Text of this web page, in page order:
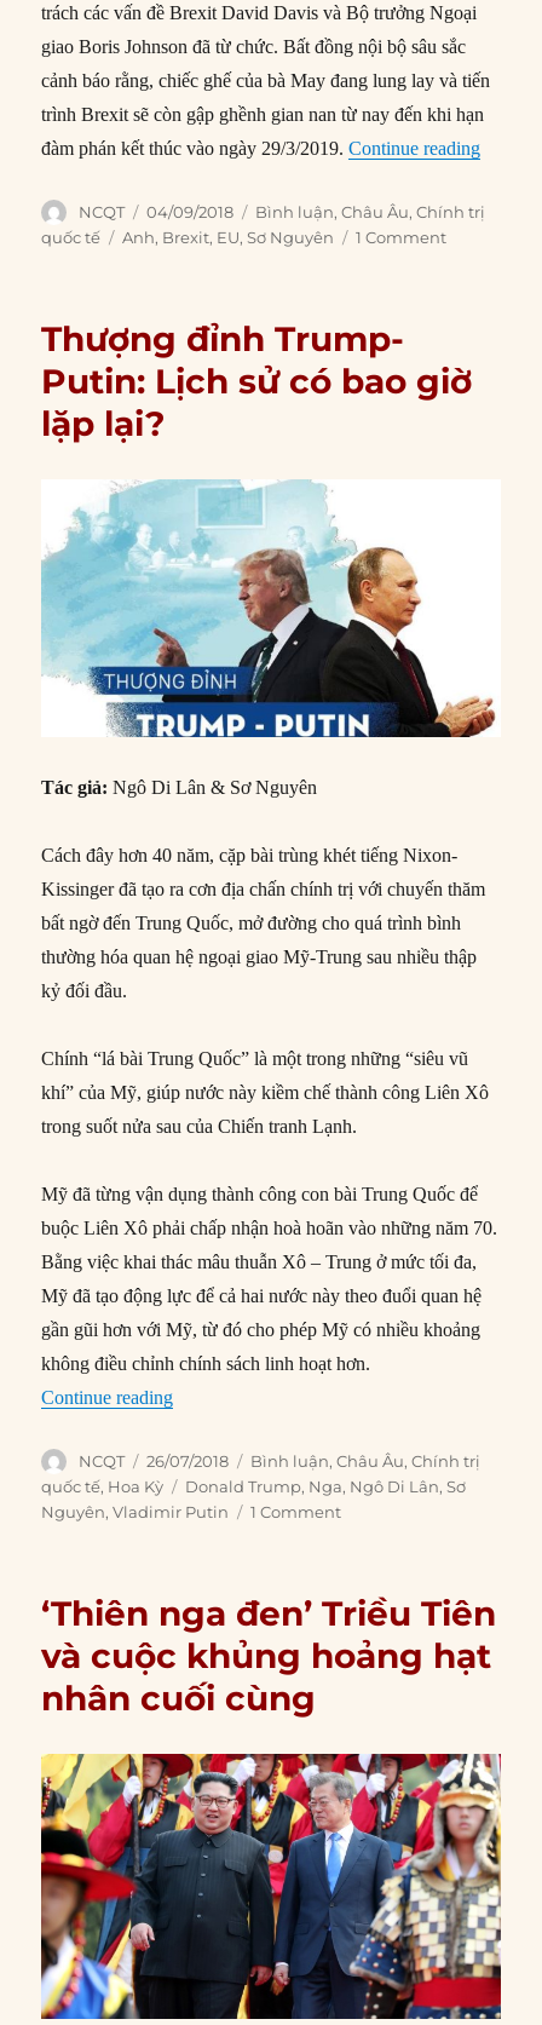
trách các vấn đề Brexit David Davis và Bộ trưởng Ngoại
giao Boris Johnson đã từ chức. Bất đồng nội bộ sâu sắc
cảnh báo rằng, chiếc ghế của bà May đang lung lay và tiến
trình Brexit sẽ còn gập ghềnh gian nan từ nay đến khi hạn
đàm phán kết thúc vào ngày 29/3/2019.Continue reading“Gập
Author
NCQT
Posted
on
04/09/2018 Categories
Bình luận,Châu Âu,Chính trị
quốc tế
Tags
Anh, Brexit, EU,Sơ Nguyên 1 Comment
Thượng đỉnh Trump-
Putin: Lịch sử có bao giờ
lặp lại?
Tác giả:Ngô Di Lân & Sơ Nguyên
Cách đây hơn 40 năm, cặp bài trùng khét tiếng Nixon-
Kissinger đã tạo ra cơn địa chấn chính trị với chuyến thăm
bất ngờ đến Trung Quốc, mở đường cho quá trình bình
thường hóa quan hệ ngoại giao Mỹ-Trung sau nhiều thập
kỷ đối đầu.
Chính “lá bài Trung Quốc” là một trong những “siêu vũ
khí” của Mỹ, giúp nước này kiềm chế thành công Liên Xô
trong suốt nửa sau của Chiến tranh Lạnh.
Mỹ đã từng vận dụng thành công con bài Trung Quốc để
buộc Liên Xô phải chấp nhận hoà hoãn vào những năm 70.
Bằng việc khai thác mâu thuẫn Xô – Trung ở mức tối đa,
Mỹ đã tạo động lực để cả hai nước này theo đuổi quan hệ
gần gũi hơn với Mỹ, từ đó cho phép Mỹ có nhiều khoảng
không điều chỉnh chính sách linh hoạt hơn.
Continue reading“Thượng đỉnh Trump-Putin: Lịch sử có bao giờ
Author
NCQT
Posted
on
26/07/2018 Categories
Bình luận,Châu Âu,Chính trị
quốc tế, Hoa Kỳ Tags
Donald Trump, Nga, Ngô Di Lân,Sơ
Nguyên,Vladimir Putin 1 Comment
‘Thiên nga đen’ Triều Tiên
và cuộc khủng hoảng hạt
nhân cuối cùng